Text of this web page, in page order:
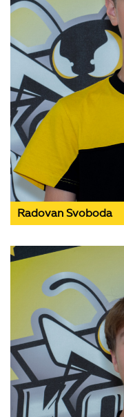
Radovan Svoboda